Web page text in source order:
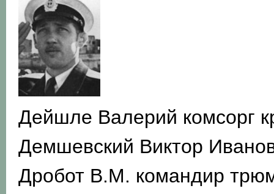
Дейшле Валерий комсорг
Демшевский Виктор
Дробот В.М. командир